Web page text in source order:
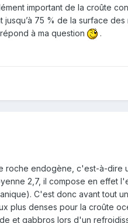
important de la croûte
jusqu’à 75 % de la surface
à ma question
.
roche endogène, c'est-à-
2,7, il compose en
C'est donc avant tout
plus denses pour la croûte
et gabbros lors d'un